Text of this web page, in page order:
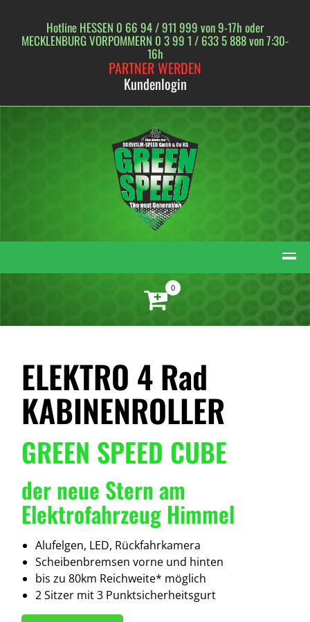
Hotline HESSEN 0 66 94 / 911 999 von 9-17h oder
MECKLENBURG VORPOMMERN 0 3 99 1 / 633 5 888 von 7:30-
16h
PARTNER WERDEN
Kundenlogin
0
ELEKTRO 4 Rad
KABINENROLLER
GREEN SPEED CUBE
der neue Stern am
Elektrofahrzeug Himmel
Alufelgen, LED, Rückfahrkamera
Scheibenbremsen vorne und hinten
bis zu 80km Reichweite* möglich
2 Sitzer mit 3 Punktsicherheitsgurt